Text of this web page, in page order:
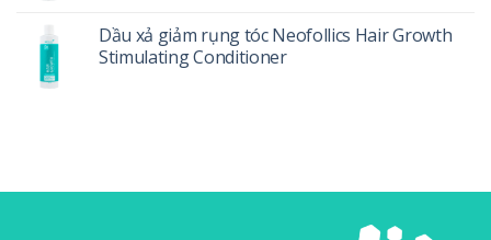
của
bạn
sử
dụng
Dầu xả giảm rụng tóc Neofollics Hair Growth
Stimulating Conditioner